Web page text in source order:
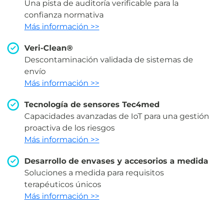
Una pista de auditoría verificable para la
confianza normativa
Más información >>
Veri-Clean®
Descontaminación validada de sistemas de
envío
Más información >>
Tecnología de sensores Tec4med
Capacidades avanzadas de IoT para una gestión
proactiva de los riesgos
Más información >>
Desarrollo de envases y accesorios a medida
Soluciones a medida para requisitos
terapéuticos únicos
Más información >>